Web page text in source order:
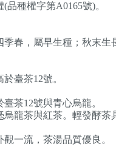
品種權字第A0165號)。
春，屬早生種；秋末生
臺茶12號。
茶12號與青心烏龍。
龍茶與紅茶。輕發酵
一流，茶湯品質優良。